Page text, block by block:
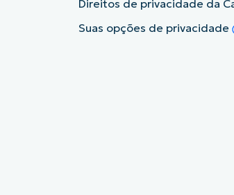
Direitos de privacidade da
Suas opções de privacidade